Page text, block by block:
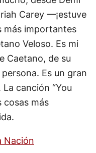
Carey —¡estuve
más importantes
Veloso. Es mi
Caetano, de su
Es un gran
canción “You
cosas más
Nación